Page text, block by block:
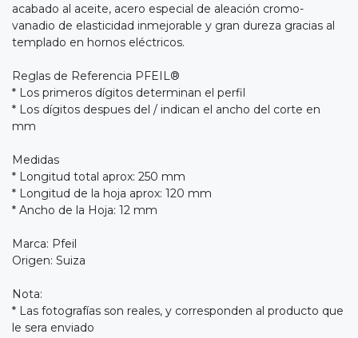
acabado al aceite, acero especial de aleación cromo-
vanadio de elasticidad inmejorable y gran dureza gracias al
templado en hornos eléctricos.
Reglas de Referencia PFEIL®
* Los primeros dígitos determinan el perfil
* Los dígitos despues del / indican el ancho del corte en
mm
Medidas
* Longitud total aprox: 250 mm
* Longitud de la hoja aprox: 120 mm
* Ancho de la Hoja: 12 mm
Marca: Pfeil
Origen: Suiza
Nota:
* Las fotografías son reales, y corresponden al producto que
le sera enviado